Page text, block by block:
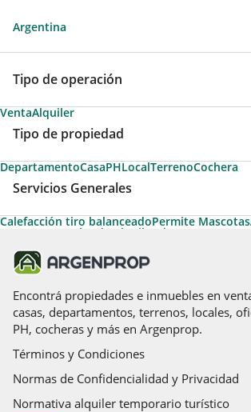
Argentina
Tipo de operación
VentaAlquiler
Tipo de propiedad
DepartamentoCasaPHLocalTerrenoCochera
Servicios Generales
Calefacción tiro balanceadoPermite Mascotas
Acepta Garantías de Alquiler de Argenprop
Aire acondicionado individual
Encontrá propiedades e inmuebles en
casas, departamentos, terrenos, locales,
PH, cocheras y más en Argenprop.
Términos y Condiciones
Normas de Confidencialidad y Privacidad
Normativa alquiler temporario turístico